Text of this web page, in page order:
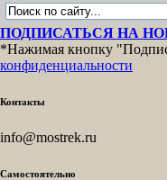
ПОДПИСАТЬСЯ НА
*Нажимая кнопку
конфиденциальности
Контакты
info@mostrek.ru
Самостоятельно